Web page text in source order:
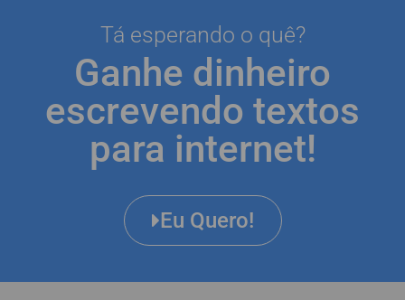
Tá esperando o quê?
Ganhe dinheiro
escrevendo textos
para internet!
Eu Quero!